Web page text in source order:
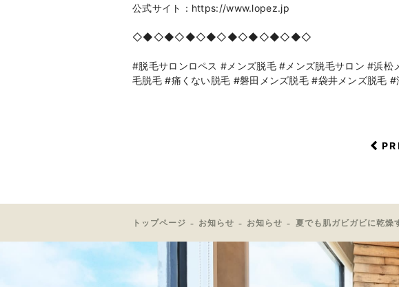
公式サイト：https://www.lopez.jp
◇◆◇◆◇◆◇◆◇◆◇◆◇◆◇◆◇
#脱毛サロンロペス #メンズ脱毛 #メンズ脱毛サロン #浜
毛脱毛 #痛くない脱毛 #磐田メンズ脱毛 #袋井メンズ脱毛
トップページ お知らせ お知らせ 夏でも肌ガビガビに乾燥